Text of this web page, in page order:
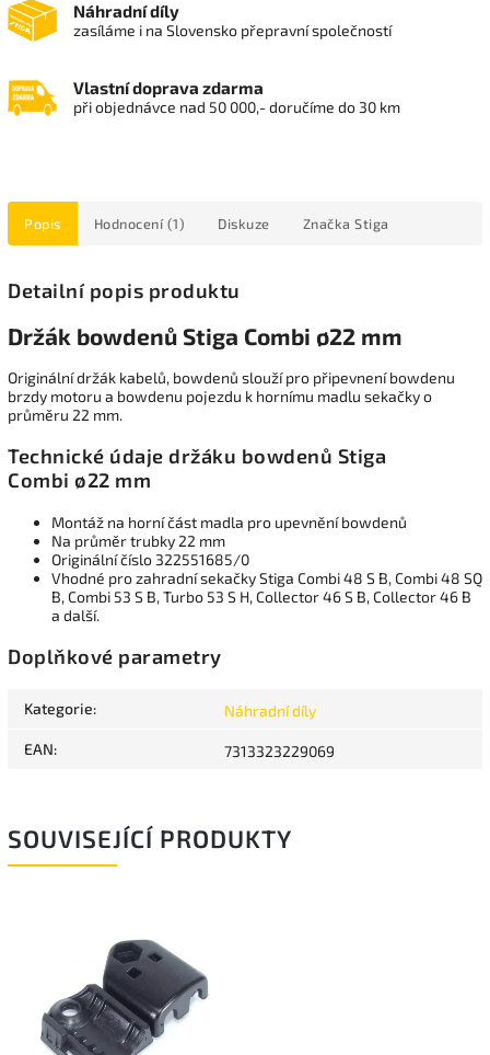
Náhradní díly
zasíláme i na Slovensko přepravní společností
Vlastní doprava zdarma
při objednávce nad 50 000,- doručíme do 30 km
Popis Hodnocení (1) Diskuze Značka Stiga
Detailní popis produktu
Držák bowdenů Stiga Combi ø22 mm
Originální držák kabelů, bowdenů slouží pro připevnení bowdenu
brzdy motoru a bowdenu pojezdu k hornímu madlu sekačky o
průměru 22 mm.
Technické údaje držáku bowdenů Stiga
Combi ø22 mm
Montáž na horní část madla pro upevnění bowdenů
Na průměr trubky 22 mm
Originální číslo 322551685/0
Vhodné pro zahradní sekačky Stiga Combi 48 S B, Combi 48 SQ
B, Combi 53 S B, Turbo 53 S H, Collector 46 S B, Collector 46 B
a další.
Doplňkové parametry
Kategorie: Náhradní díly
EAN: 7313323229069
SOUVISEJÍCÍ PRODUKTY